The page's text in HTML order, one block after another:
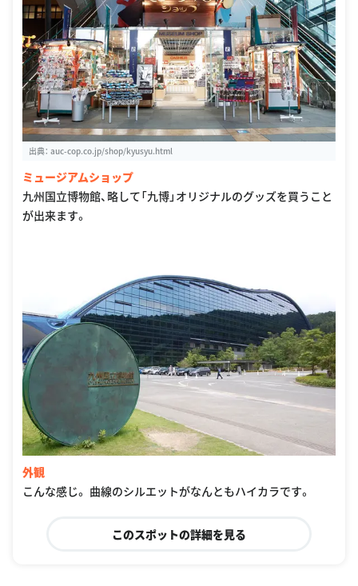
出典： auc-cop.co.jp/shop/kyusyu.html
ミュージアムショップ
九州国立博物館、略して「九博」オリジナルのグッズを買うこと
が出来ます。
外観
こんな感じ。 曲線のシルエットがなんともハイカラです。
このスポットの詳細を見る